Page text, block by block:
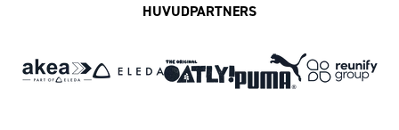
HUVUDPARTNERS